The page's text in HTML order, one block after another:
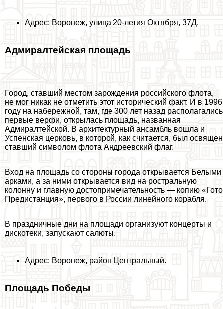
Адрес: Воронеж, улица 20-летия Октября, 37Д.
Адмиралтейская площадь
Город, ставший местом зарождения российского флота,
не мог никак не отметить этот исторический факт. И в 1996
году на набережной, там, где 300 лет назад располагались
первые верфи, открылась площадь, названная
Адмиралтейской. В архитектурный ансамбль вошла и
Успенская церковь, в которой, как считается, был освящен
ставший символом флота Андреевский флаг.
Вход на площадь со стороны города открывается Белыми
арками, а за ними открывается вид на ростральную
колонну и главную достопримечательность — копию «Гото
Предистанция», первого в России линейного корабля.
В праздничные дни на площади организуют концерты и
дискотеки, запускают салюты.
Адрес: Воронеж, район Центральный.
Площадь Победы